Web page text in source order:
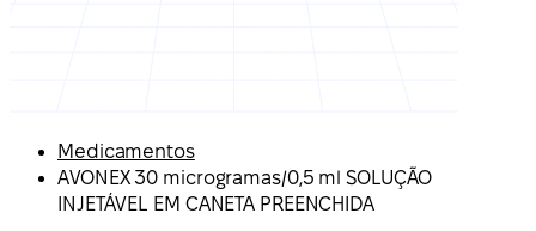
Medicamentos
AVONEX 30 microgramas/0,5 ml SOLUÇÃO
INJETÁVEL EM CANETA PREENCHIDA